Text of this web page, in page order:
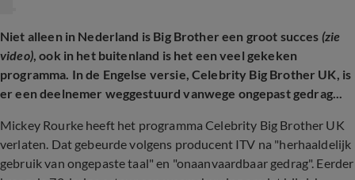
Niet alleen in Nederland is Big Brother een groot succes (zie
video), ook in het buitenland is het een veel gekeken
programma. In de Engelse versie, Celebrity Big Brother UK, is
er een deelnemer weggestuurd vanwege ongepast gedrag...
Mickey Rourke heeft het programma Celebrity Big Brother UK
verlaten. Dat gebeurde volgens producent ITV na "herhaaldelijk
gebruik van ongepaste taal" en "onaanvaardbaar gedrag". Eerder